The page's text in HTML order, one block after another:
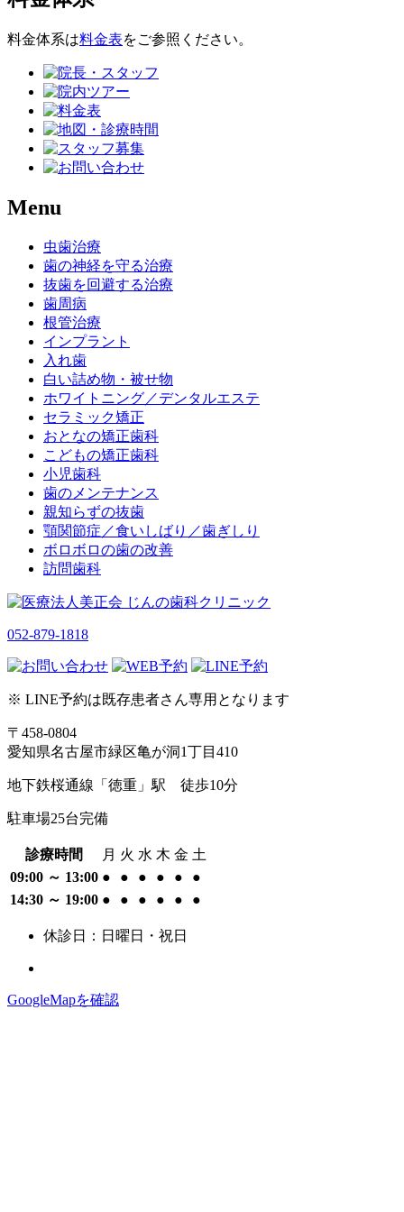
料金体系は料金表をご参照ください。
Menu
虫歯治療
歯の神経を守る治療
抜歯を回避する治療
歯周病
根管治療
インプラント
入れ歯
白い詰め物・被せ物
ホワイトニング／デンタルエステ
セラミック矯正
おとなの矯正歯科
こどもの矯正歯科
小児歯科
歯のメンテナンス
親知らずの抜歯
顎関節症／食いしばり／歯ぎしり
ボロボロの歯の改善
訪問歯科
052-879-1818
※ LINE予約は既存患者さん専用となります
〒458-0804
愛知県名古屋市緑区亀が洞1丁目410
地下鉄桜通線「徳重」駅 徒歩10分
駐車場25台完備
診療時間 月 火 水 木 金 土
09:00 ～ 13:00 ● ● ● ● ●
●
14:30 ～ 19:00 ● ● ● ● ● ●
休診日：日曜日・祝日
GoogleMapを確認